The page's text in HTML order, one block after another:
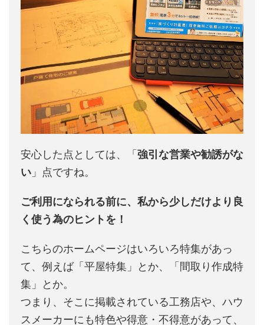
安心した点としては、「強引な営業や勧誘がな
い 」点ですね。
ご利用になられる前に、私から少しだけより良
く使う為のヒントを！
こちらのホームページはいろいろ特集があっ
て、例えば「平屋特集」とか、「間取り作成特
集」とか。
つまり、そこに掲載されている工務店や、ハウ
スメーカーにも特色や得意・不得意があって、